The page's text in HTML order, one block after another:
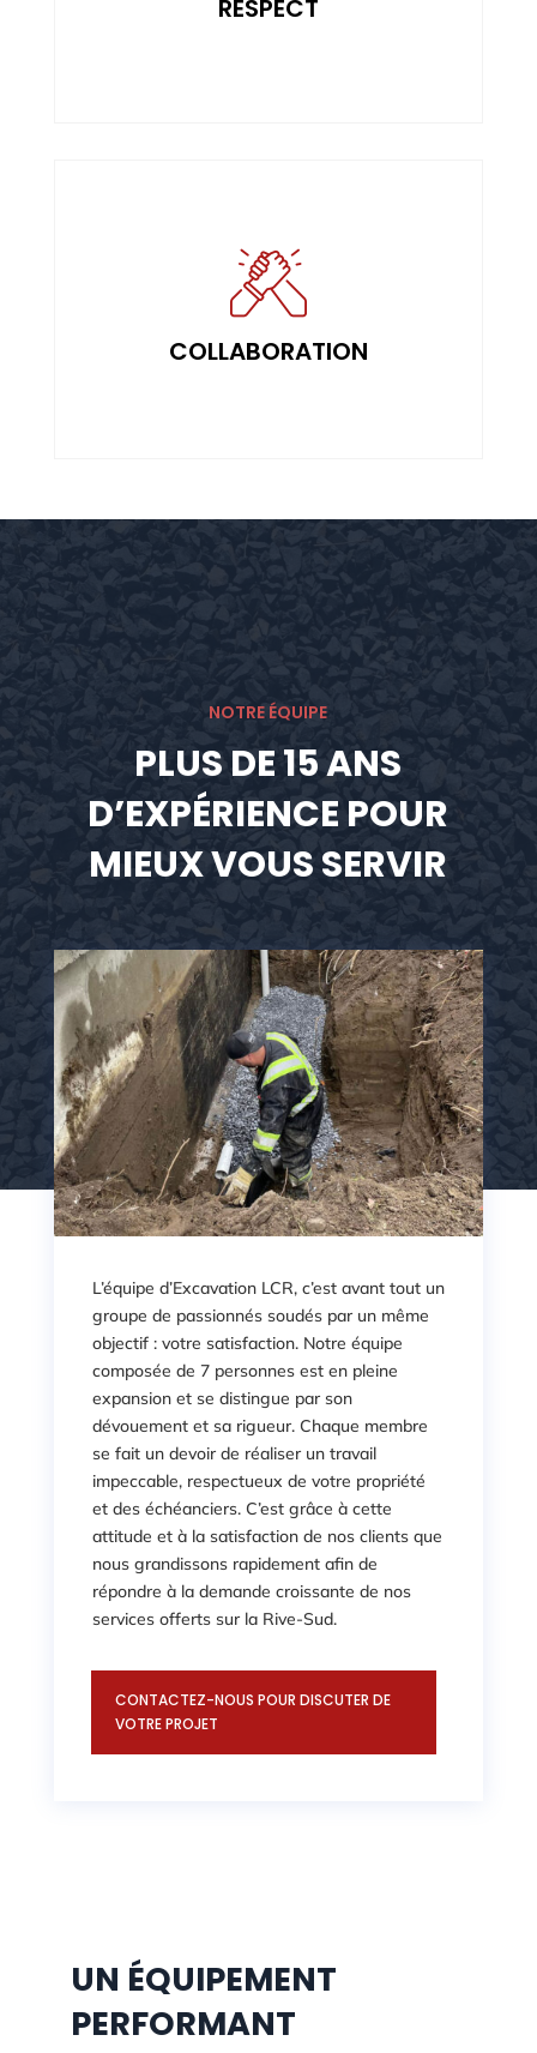
RESPECT
COLLABORATION
COLLABORATION
Favoriser un esprit de collaboration tant au
sein de notre équipe qu'avec nos clients et
NOTRE ÉQUIPE
PLUS DE 15 ANS
D’EXPÉRIENCE POUR
MIEUX VOUS SERVIR
L’équipe d’Excavation LCR, c’est avant tout un
groupe de passionnés soudés par un même
objectif : votre satisfaction. Notre équipe
composée de 7 personnes est en pleine
expansion et se distingue par son
dévouement et sa rigueur. Chaque membre
se fait un devoir de réaliser un travail
impeccable, respectueux de votre propriété
et des échéanciers. C’est grâce à cette
attitude et à la satisfaction de nos clients que
nous grandissons rapidement afin de
répondre à la demande croissante de nos
services offerts sur la Rive-Sud.
CONTACTEZ-NOUS POUR DISCUTER DE
VOTRE PROJET
UN ÉQUIPEMENT
PERFORMANT